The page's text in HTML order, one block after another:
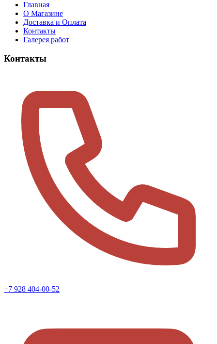
Главная
О Магазине
Доставка и Оплата
Контакты
Галерея работ
Контакты
+7 928 404-00-52